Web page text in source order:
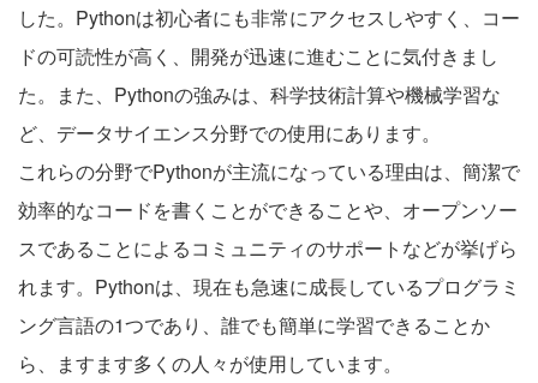
した。Pythonは初心者にも非常にアクセスしやすく、コー
ドの可読性が高く、開発が迅速に進むことに気付きまし
た。また、Pythonの強みは、科学技術計算や機械学習な
ど、データサイエンス分野での使用にあります。
これらの分野でPythonが主流になっている理由は、簡潔で
効率的なコードを書くことができることや、オープンソー
スであることによるコミュニティのサポートなどが挙げら
れます。Pythonは、現在も急速に成長しているプログラミ
ング言語の1つであり、誰でも簡単に学習できることか
ら、ますます多くの人々が使用しています。